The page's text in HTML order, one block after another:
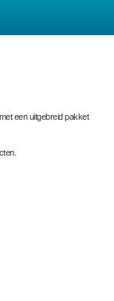
een uitgebreid pakket